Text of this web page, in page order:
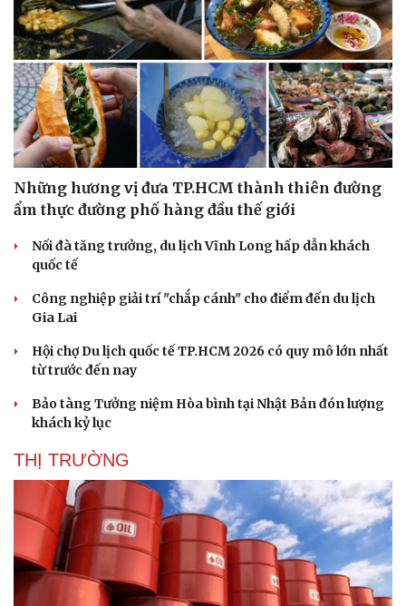
Văn hóa
Sân khấu - Điện ảnh
Văn học
Âm nhạc
Di sản
Giải trí
Nghệ sĩ
Thời trang
Sao Việt
Những hương vị đưa TP.HCM thành thiên đường
ẩm thực đường phố hàng đầu thế giới
Nối đà tăng trưởng, du lịch Vĩnh Long hấp dẫn khách
quốc tế
Công nghiệp giải trí "chắp cánh" cho điểm đến du lịch
Gia Lai
Hội chợ Du lịch quốc tế TP.HCM 2026 có quy mô lớn nhất
từ trước đến nay
Bảo tàng Tưởng niệm Hòa bình tại Nhật Bản đón lượng
khách kỷ lục
THỊ TRƯỜNG